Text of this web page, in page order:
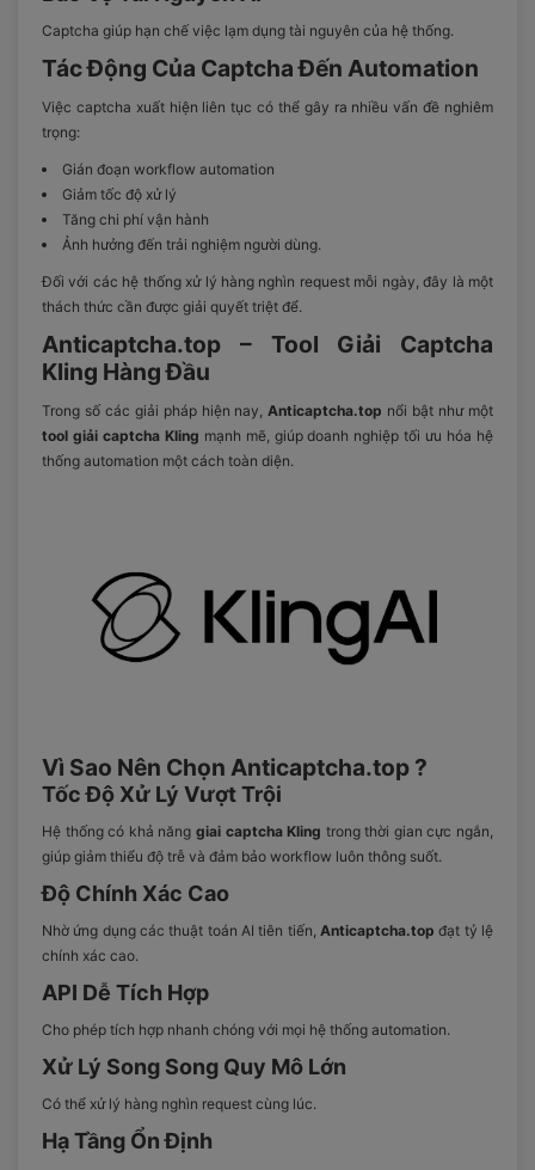
Captcha giúp hạn chế việc lạm dụng tài nguyên của hệ thống.
Tác Động Của Captcha Đến Automation
Việc captcha xuất hiện liên tục có thể gây ra nhiều vấn đề nghiêm
trọng:
Gián đoạn workflow automation
Giảm tốc độ xử lý
Tăng chi phí vận hành
Ảnh hưởng đến trải nghiệm người dùng.
Đối với các hệ thống xử lý hàng nghìn request mỗi ngày, đây là một
thách thức cần được giải quyết triệt để.
Anticaptcha.top – Tool Giải Captcha
Kling Hàng Đầu
Trong số các giải pháp hiện nay,Anticaptcha.top nổi bật như một
tool giải captcha Kling mạnh mẽ, giúp doanh nghiệp tối ưu hóa hệ
thống automation một cách toàn diện.
Vì Sao Nên Chọn Anticaptcha.top ?
Tốc Độ Xử Lý Vượt Trội
Hệ thống có khả năng giai captcha Kling trong thời gian cực ngắn,
giúp giảm thiểu độ trễ và đảm bảo workflow luôn thông suốt.
Độ Chính Xác Cao
Nhờ ứng dụng các thuật toán AI tiên tiến, Anticaptcha.top đạt tỷ lệ
chính xác cao.
API Dễ Tích Hợp
Cho phép tích hợp nhanh chóng với mọi hệ thống automation.
Xử Lý Song Song Quy Mô Lớn
Có thể xử lý hàng nghìn request cùng lúc.
Hạ Tầng Ổn Định